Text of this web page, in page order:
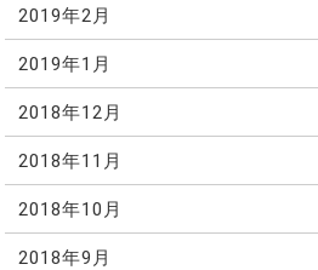
2019年2月
2019年1月
2018年12月
2018年11月
2018年10月
2018年9月